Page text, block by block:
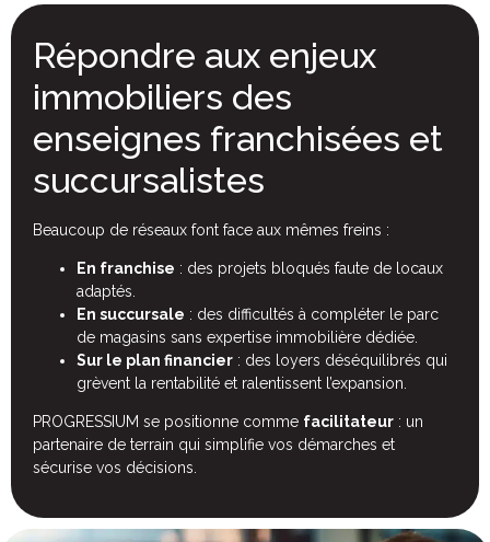
Répondre aux enjeux
immobiliers des
enseignes franchisées et
succursalistes
Beaucoup de réseaux font face aux mêmes freins :
En franchise : des projets bloqués faute de locaux
adaptés.
En succursale : des difficultés à compléter le parc
de magasins sans expertise immobilière dédiée.
Sur le plan financier : des loyers déséquilibrés qui
grèvent la rentabilité et ralentissent l’expansion.
PROGRESSIUM se positionne comme facilitateur : un
partenaire de terrain qui simplifie vos démarches et
sécurise vos décisions.